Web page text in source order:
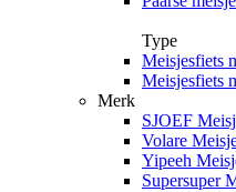
Type
Meisjesfiets
Meisjesfiets
Merk
SJOEF
Volare
Yipeeh
Supersuper